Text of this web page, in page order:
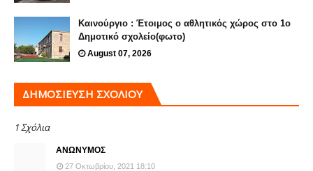
Καινούργιο : Έτοιμος ο αθλητικός χώρος στο 1ο
Δημοτικό σχολείο(φωτο)
August 07, 2026
ΔΗΜΟΣΊΕΥΣΗ ΣΧΟΛΊΟΥ
1 Σχόλια
ΑΝΏΝΥΜΟΣ
27 Οκτωβρίου, 2021 18:10